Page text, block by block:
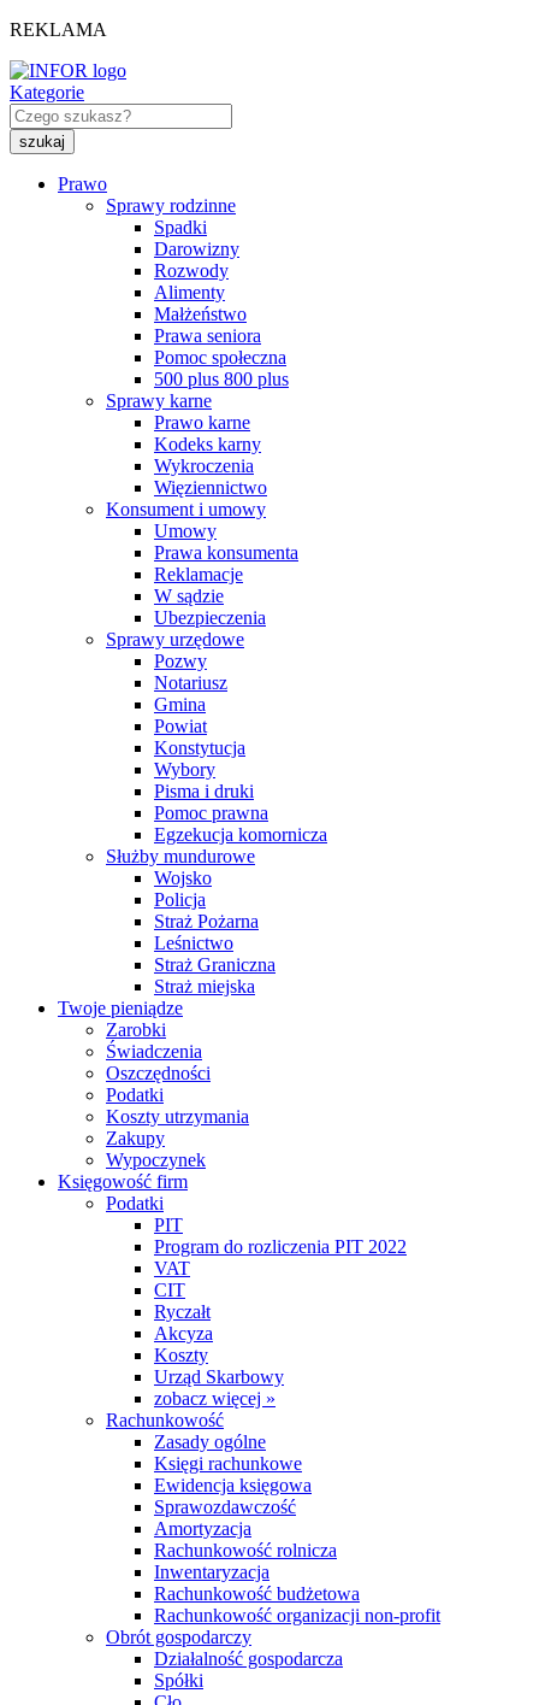
REKLAMA
Kategorie
Prawo
Sprawy rodzinne
Spadki
Darowizny
Rozwody
Alimenty
Małżeństwo
Prawa seniora
Pomoc społeczna
500 plus 800 plus
Sprawy karne
Prawo karne
Kodeks karny
Wykroczenia
Więziennictwo
Konsument i umowy
Umowy
Prawa konsumenta
Reklamacje
W sądzie
Ubezpieczenia
Sprawy urzędowe
Pozwy
Notariusz
Gmina
Powiat
Konstytucja
Wybory
Pisma i druki
Pomoc prawna
Egzekucja komornicza
Służby mundurowe
Wojsko
Policja
Straż Pożarna
Leśnictwo
Straż Graniczna
Straż miejska
Twoje pieniądze
Zarobki
Świadczenia
Oszczędności
Podatki
Koszty utrzymania
Zakupy
Wypoczynek
Księgowość firm
Podatki
PIT
Program do rozliczenia PIT 2022
VAT
CIT
Ryczałt
Akcyza
Koszty
Urząd Skarbowy
zobacz więcej »
Rachunkowość
Zasady ogólne
Księgi rachunkowe
Ewidencja księgowa
Sprawozdawczość
Amortyzacja
Rachunkowość rolnicza
Inwentaryzacja
Rachunkowość budżetowa
Rachunkowość organizacji non-profit
Obrót gospodarczy
Działalność gospodarcza
Spółki